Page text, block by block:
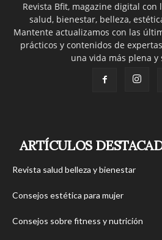
Revista Bfit, magazine digital
salud, bienestar, belleza,
Mantente actualizamos con las
prácticos y contenidos de
una vida más plena y
ARTÍCULOS
Revista salud belleza y bienestar
Consejos estética para mujer
Consejos sobre fitness y nutrición